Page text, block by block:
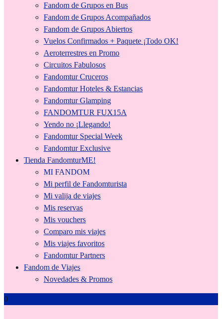
Fandom de Grupos en Bus
Fandom de Grupos Acompañados
Fandom de Grupos Abiertos
Vuelos Confirmados + Paquete ¡Todo OK!
Aeroterrestres en Promo
Circuitos Fabulosos
Fandomtur Cruceros
Fandomtur Hoteles & Estancias
Fandomtur Glamping
FANDOMTUR FUX15A
Yendo no ¡Llegando!
Fandomtur Special Week
Fandomtur Exclusive
Tienda FandomturME!
MI FANDOM
Mi perfil de Fandomturista
Mi valija de viajes
Mis reservas
Mis vouchers
Comparo mis viajes
Mis viajes favoritos
Fandomtur Partners
Fandom de Viajes
Novedades & Promos
0